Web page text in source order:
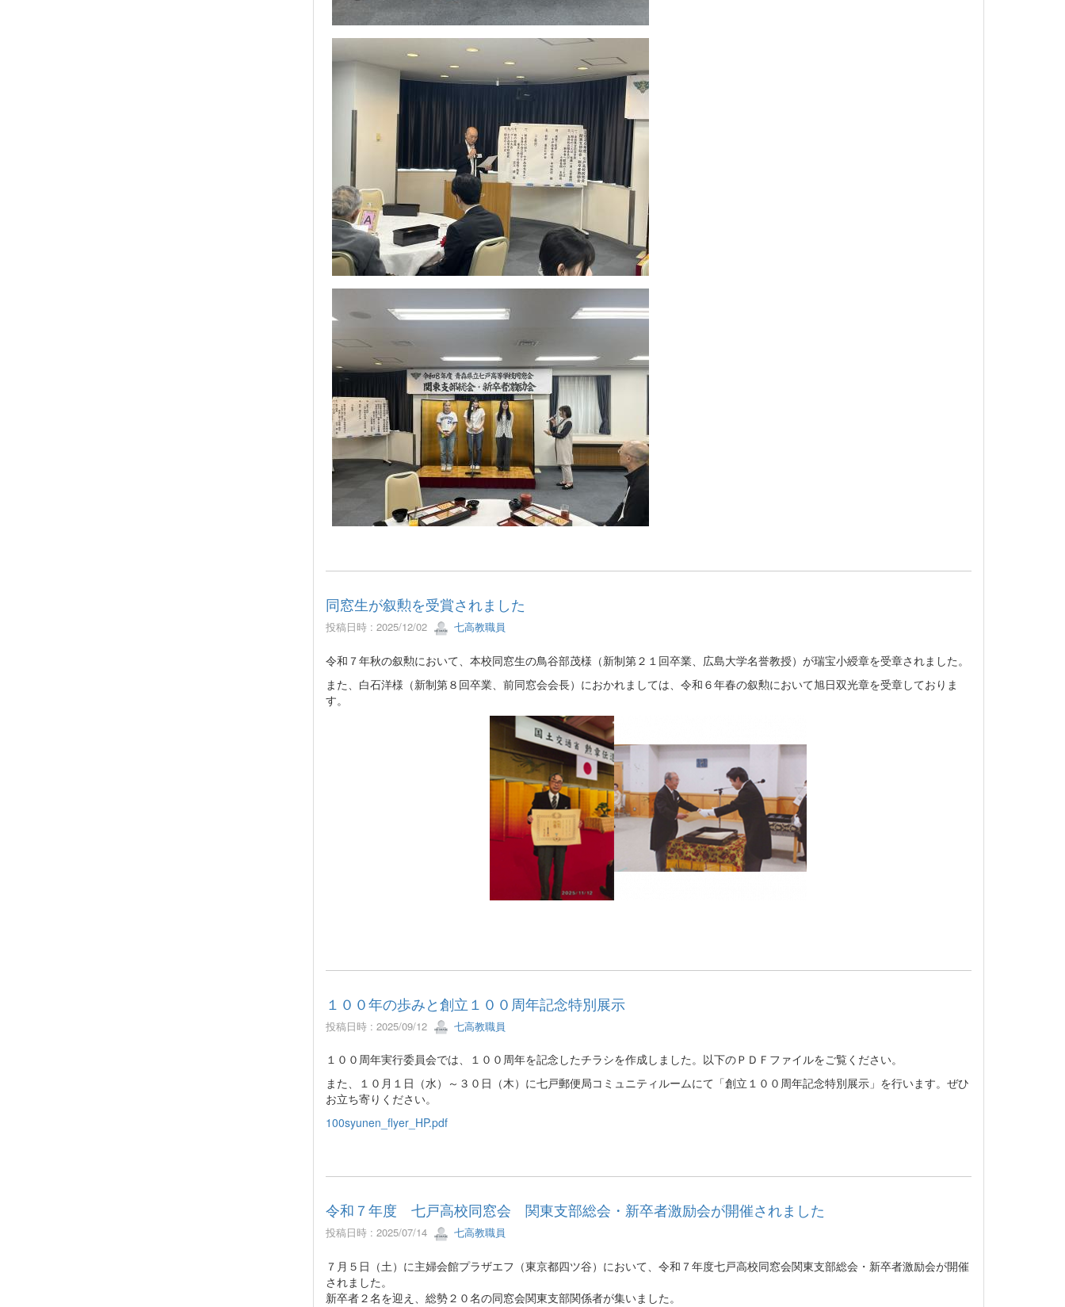
同窓生が叙勲を受賞されました
投稿日時 : 2025/12/02 七高教職員
令和７年秋の叙勲において、本校同窓生の鳥谷部茂様（新制第２１回卒業、広島大学名誉教授）が瑞宝小綬章を受章されました。
また、白石洋様（新制第８回卒業、前同窓会会長）におかれましては、令和６年春の叙勲において旭日双光章を受章しておりま
す。
１００年の歩みと創立１００周年記念特別展示
投稿日時 : 2025/09/12 七高教職員
１００周年実行委員会では、１００周年を記念したチラシを作成しました。以下のＰＤＦファイルをご覧ください。
また、１０月１日（水）～３０日（木）に七戸郵便局コミュニティルームにて「創立１００周年記念特別展示」を行います。ぜひ
お立ち寄りください。
100syunen_flyer_HP.pdf
令和７年度 七戸高校同窓会 関東支部総会・新卒者激励会が開催されました
投稿日時 : 2025/07/14 七高教職員
７月５日（土）に主婦会館プラザエフ（東京都四ツ谷）において、令和７年度七戸高校同窓会関東支部総会・新卒者激励会が開催
されました。
新卒者２名を迎え、総勢２０名の同窓会関東支部関係者が集いました。